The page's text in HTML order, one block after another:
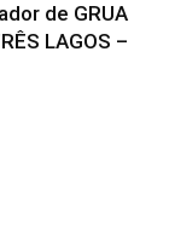
de GRUA
LAGOS –